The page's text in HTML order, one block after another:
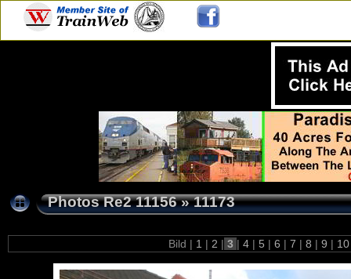
Photos Re2 11156»11173
Bild | 1 | 2 | 3 | 4 | 5 | 6 | 7 | 8 | 9 |